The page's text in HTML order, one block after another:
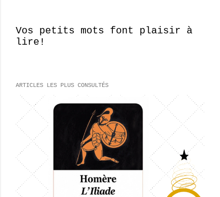
E
g
t
r
c
Vos petits mots font plaisir à
lire!
ARTICLES LES PLUS CONSULTÉS